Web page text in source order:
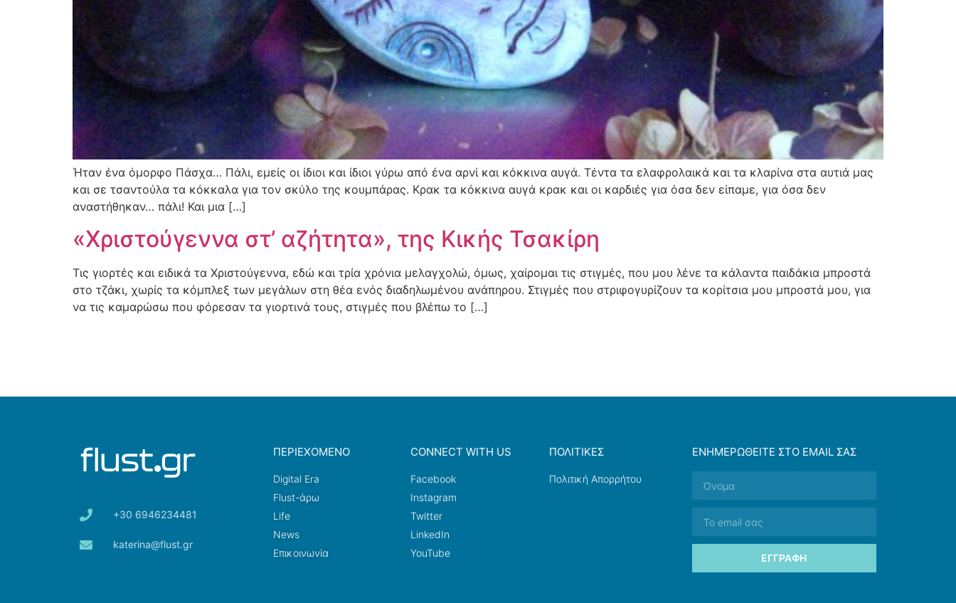
Ήταν ένα όμορφο Πάσχα… Πάλι, εμείς οι ίδιοι και ίδιοι γύρω από ένα αρνί και κόκκινα αυγά. Τέντα τα ελαφρολαικά και τα κλαρίνα στα αυτιά μας
και σε τσαντούλα τα κόκκαλα για τον σκύλο της κουμπάρας. Κρακ τα κόκκινα αυγά κρακ και οι καρδιές για όσα δεν είπαμε, για όσα δεν
αναστήθηκαν… πάλι! Και μια […]
«Χριστούγεννα στ’ αζήτητα», της Κικής Τσακίρη
Τις γιορτές και ειδικά τα Χριστούγεννα, εδώ και τρία χρόνια μελαγχολώ, όμως, χαίρομαι τις στιγμές, που μου λένε τα κάλαντα παιδάκια μπροστά
στο τζάκι, χωρίς τα κόμπλεξ των μεγάλων στη θέα ενός διαδηλωμένου ανάπηρου. Στιγμές που στριφογυρίζουν τα κορίτσια μου μπροστά μου, για
να τις καμαρώσω που φόρεσαν τα γιορτινά τους, στιγμές που βλέπω το […]
+30 6946234481
katerina@flust.gr
ΠΕΡΙΕΧΟΜΕΝΟ
Digital Era
Flust-άρω
Life
News
Επικοινωνία
CONNECT WITH US
Facebook
Instagram
Twitter
LinkedIn
YouTube
ΠΟΛΙΤΙΚΕΣ
Πολιτική Απορρήτου
ΕΝΗΜΕΡΩΘΕΊΤΕ ΣΤΟ EMAIL ΣΑΣ
ΕΓΓΡΑΦΉ